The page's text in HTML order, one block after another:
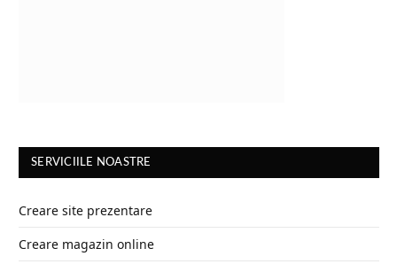
SERVICIILE NOASTRE
Creare site prezentare
Creare magazin online